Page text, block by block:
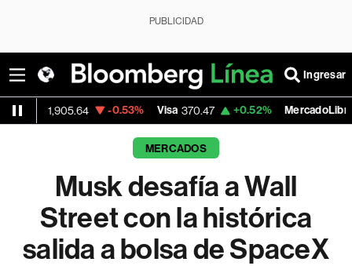
PUBLICIDAD
Ingresar
-0.53% Visa 370.47 +0.52% MercadoLibre 1,824.26
MERCADOS
Musk desafía a Wall
Street con la histórica
salida a bolsa de SpaceX